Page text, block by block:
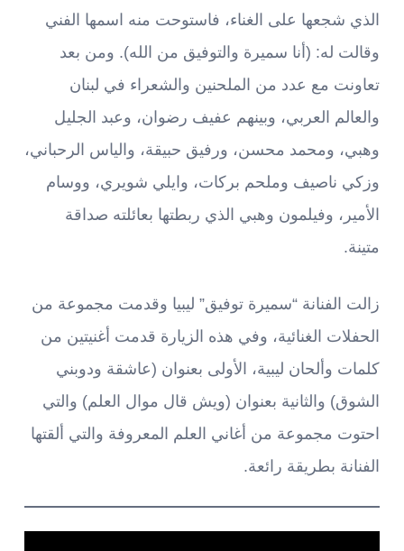
الذي شجعها على الغناء، فاستوحت منه اسمها الفني
وقالت له: (أنا سميرة والتوفيق من الله). ومن بعد
تعاونت مع عدد من الملحنين والشعراء في لبنان
والعالم العربي، وبينهم عفيف رضوان، وعبد الجليل
وهبي، ومحمد محسن، ورفيق حبيقة، والياس الرحباني،
وزكي ناصيف وملحم بركات، وايلي شويري، ووسام
الأمير، وفيلمون وهبي الذي ربطتها بعائلته صداقة
متينة.
زالت الفنانة “سميرة توفيق” ليبيا وقدمت مجموعة من
الحفلات الغنائية، وفي هذه الزيارة قدمت أغنيتين من
كلمات وألحان ليبية، الأولى بعنوان (عاشقة ودوبني
الشوق) والثانية بعنوان (ويش قال موال العلم) والتي
احتوت مجموعة من أغاني العلم المعروفة والتي ألقتها
الفنانة بطريقة رائعة.